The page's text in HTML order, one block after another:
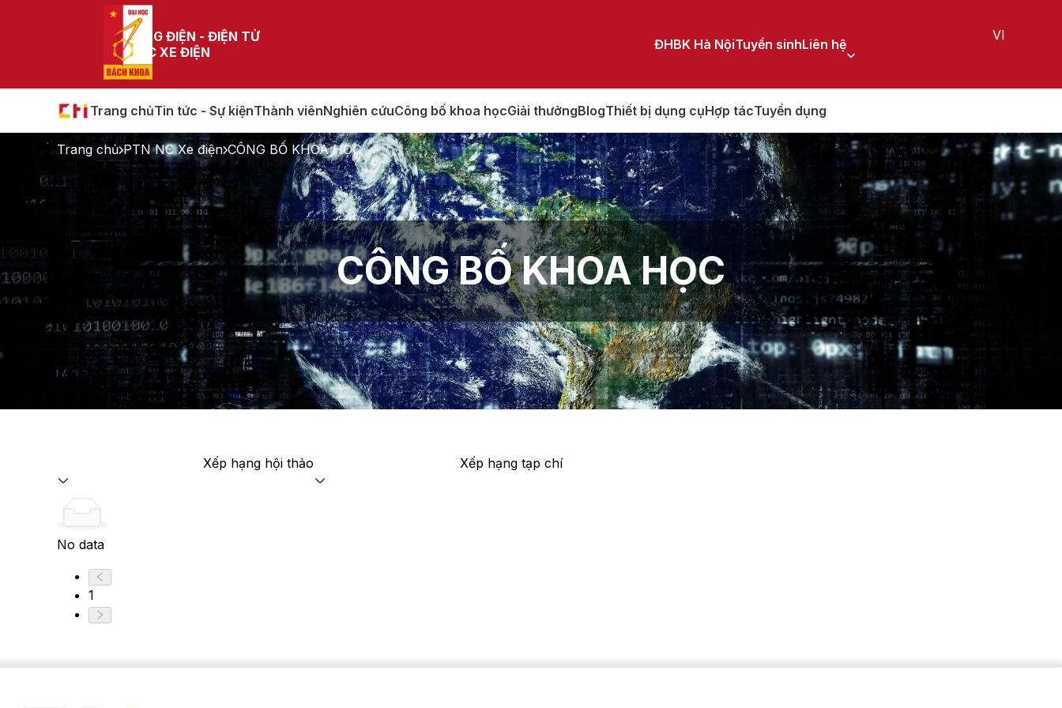
TRƯỜNG ĐIỆN - ĐIỆN TỬ
PTN NC XE ĐIỆN
ĐHBK Hà NộiTuyển sinhLiên hệ
VI
Trang chủTin tức - Sự kiệnThành viênNghiên cứuCông bố khoa họcGiải thưởngBlogThiết bị dụng cụHợp tácTuyển dụng
CÔNG BỐ KHOA HỌC
Trang chủ PTN NC Xe điện CÔNG BỐ KHOA HỌC
Xếp hạng hội thảo Xếp hạng tạp chí
No data
1